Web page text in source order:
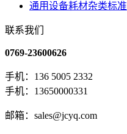
通用设备耗材杂类标准
联系我们
0769-23600626
手机：136 5005 2332
手机：13650000331
邮箱：sales@jcyq.com